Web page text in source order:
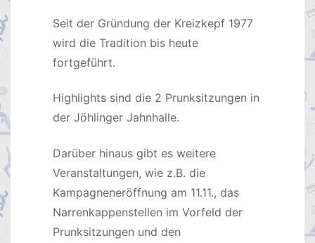
Seit der Gründung der Kreizkepf 1977
wird die Tradition bis heute
fortgeführt.
Highlights sind die 2 Prunksitzungen in
der Jöhlinger Jahnhalle.
Darüber hinaus gibt es weitere
Veranstaltungen, wie z.B. die
Kampagneneröffnung am 11.11., das
Narrenkappenstellen im Vorfeld der
Prunksitzungen und den